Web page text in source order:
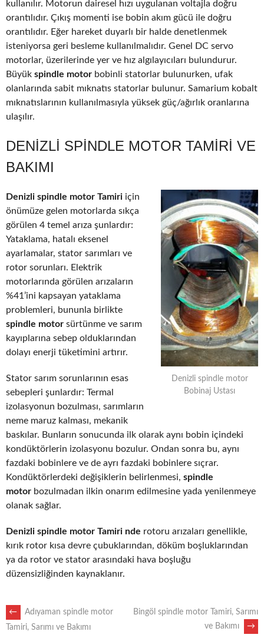
kullanılır. Motorun dairesel hızı uygulanan voltajla doğru
orantılıdır. Çıkış momenti ise bobin akım gücü ile doğru
orantılıdır. Eğer hareket duyarlı bir halde denetlenmek
isteniyorsa geri besleme kullanılmalıdır. Genel DC servo
motorlar, üzerilerinde yer ve hız algılayıcıları bulundurur.
Büyük spindle motor bobinli statorlar bulunurken, ufak
olanlarında sabit mıknatıs statorlar bulunur. Samarium kobalt
mıknatıslarının kullanılmasıyla yüksek güç/ağırlık oranlarına
ulaşılır.
DENIZLI SPINDLE MOTOR TAMIRI VE
BAKIMI
Denizli spindle motor
Bobinaj Ustası
Denizli spindle motor Tamiri için
önümüze gelen motorlarda sıkça
görülen 4 temel arıza şunlardır:
Yataklama, hatalı eksenel
ayarlamalar, stator sarımları ve
rotor sorunları. Elektrik
motorlarında görülen arızaların
%41’ini kapsayan yataklama
problemleri, bununla birlikte
spindle motor sürtünme ve sarım
kayıplarına sebep olduklarından
dolayı enerji tüketimini artırır.
Stator sarım sorunlarının esas
sebepleri şunlardır: Termal
izolasyonun bozulması, sarımların
neme maruz kalması, mekanik
baskılar. Bunların sonucunda ilk olarak aynı bobin içindeki
kondüktörlerin izolasyonu bozulur. Ondan sonra bu, aynı
fazdaki bobinlere ve de ayrı fazdaki bobinlere sıçrar.
Kondüktörlerdeki değişiklerin belirlenmesi, spindle
motor bozulmadan ilkin onarım edilmesine yada yenilenmeye
olanak sağlar.
Denizli spindle motor Tamiri nde rotoru arızaları genellikle,
kırık rotor kısa devre çubuklarından, döküm boşluklarından
ya da rotor ve stator arasındaki hava boşluğu
düzensizliğinden kaynaklanır.
POST
←
Adıyaman spindle motor
Tamiri, Sarımı ve Bakımı
Bingöl spindle motor Tamiri, Sarımı
ve Bakımı
→